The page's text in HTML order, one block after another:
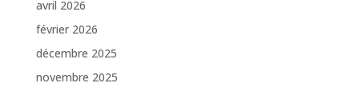
avril 2026
février 2026
décembre 2025
novembre 2025